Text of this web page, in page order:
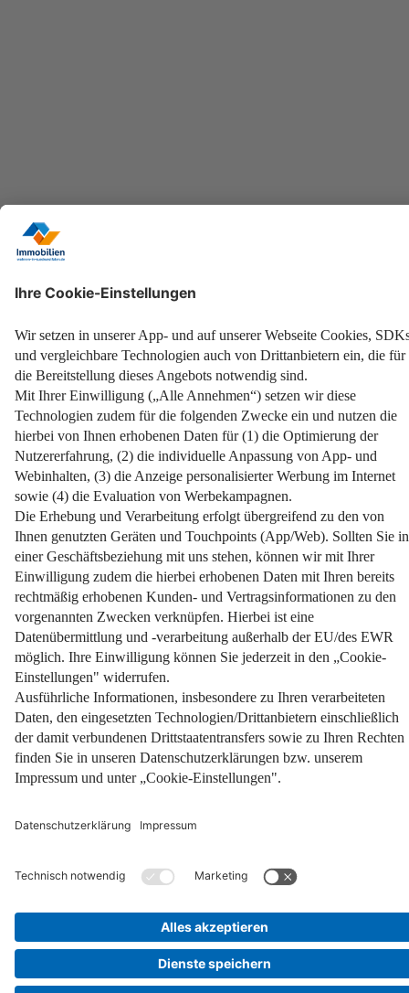
25. Februar 2026
Impressum
Datenschutz
Nutzungsbedingungen
Pflichtinformationen
AGB
Über uns
Bildquellen
Barrierefreiheit
Widerrufsformular
Cookie-Einstellungen
Facebook
Instagram